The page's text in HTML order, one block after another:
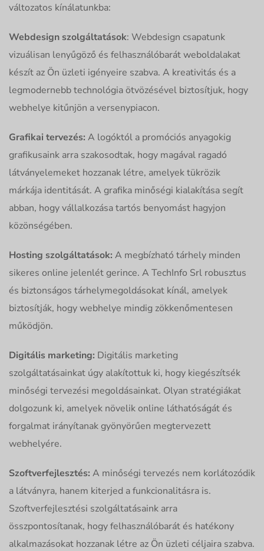
változatos kínálatunkba:
Webdesign szolgáltatások: Webdesign csapatunk
vizuálisan lenyűgöző és felhasználóbarát weboldalakat
készít az Ön üzleti igényeire szabva. A kreativitás és a
legmodernebb technológia ötvözésével biztosítjuk, hogy
webhelye kitűnjön a versenypiacon.
Grafikai tervezés: A logóktól a promóciós anyagokig
grafikusaink arra szakosodtak, hogy magával ragadó
látványelemeket hozzanak létre, amelyek tükrözik
márkája identitását. A grafika minőségi kialakítása segít
abban, hogy vállalkozása tartós benyomást hagyjon
közönségében.
Hosting szolgáltatások: A megbízható tárhely minden
sikeres online jelenlét gerince. A TechInfo Srl robusztus
és biztonságos tárhelymegoldásokat kínál, amelyek
biztosítják, hogy webhelye mindig zökkenőmentesen
működjön.
Digitális marketing: Digitális marketing
szolgáltatásainkat úgy alakítottuk ki, hogy kiegészítsék
minőségi tervezési megoldásainkat. Olyan stratégiákat
dolgozunk ki, amelyek növelik online láthatóságát és
forgalmat irányítanak gyönyörűen megtervezett
webhelyére.
Szoftverfejlesztés: A minőségi tervezés nem korlátozódik
a látványra, hanem kiterjed a funkcionalitásra is.
Szoftverfejlesztési szolgáltatásaink arra
összpontosítanak, hogy felhasználóbarát és hatékony
alkalmazásokat hozzanak létre az Ön üzleti céljaira szabva.